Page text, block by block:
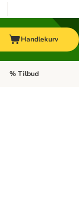
Handlekurv
Åpne kategorimeny:
% Tilbud